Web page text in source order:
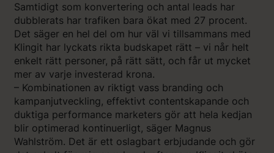
Samtidigt som konvertering och antal leads har
dubblerats har trafiken bara ökat med 27 procent.
Det säger en hel del om hur väl vi tillsammans med
Klingit har lyckats rikta budskapet rätt – vi når helt
enkelt rätt personer, på rätt sätt, och får ut mycket
mer av varje investerad krona.
– Kombinationen av riktigt vass branding och
kampanjutveckling, effektivt contentskapande och
duktiga performance marketers gör att hela kedjan
blir optimerad kontinuerligt, säger Magnus
Wahlström. Det är ett oslagbart erbjudande och gör